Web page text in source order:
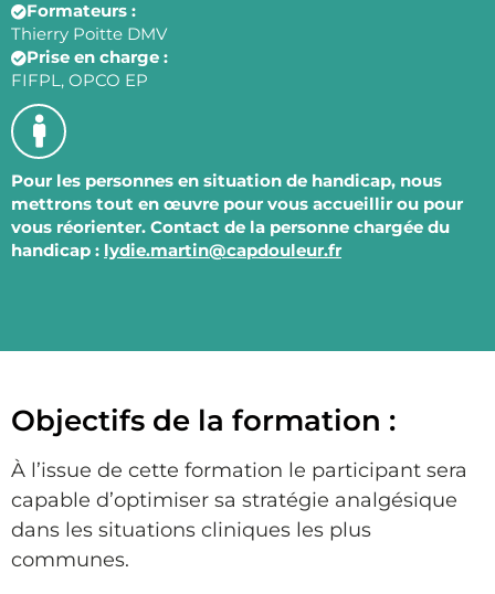
Formateurs :
Thierry Poitte DMV
Prise en charge :
FIFPL, OPCO EP
Pour les personnes en situation de handicap, nous
mettrons tout en œuvre pour vous accueillir ou pour
vous réorienter. Contact de la personne chargée du
handicap : lydie.martin@capdouleur.fr
Objectifs de la formation :
À l’issue de cette formation le participant sera
capable d’optimiser sa stratégie analgésique
dans les situations cliniques les plus
communes.